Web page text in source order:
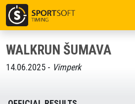
WALKRUN ŠUMAVA
14.06.2025 - Vimperk